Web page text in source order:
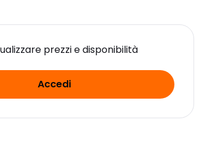
prezzi e disponibilità
Accedi